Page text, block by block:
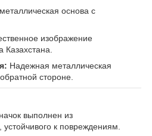
основа с
изображение
Казахстана.
Надежная металлическая
стороне.
выполнен из
устойчивого к повреждениям.